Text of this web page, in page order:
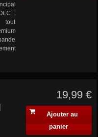
:
tout
19,99 €
Ajouter au
panier